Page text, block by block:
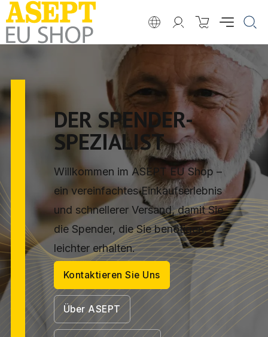
DER SPENDER-
SPEZIALIST
Willkommen im ASEPT EU Shop –
ein vereinfachtes Einkaufserlebnis
und schnellerer Versand, damit Sie
die Spender, die Sie benötigen,
leichter erhalten.
Kontaktieren Sie Uns
Über ASEPT